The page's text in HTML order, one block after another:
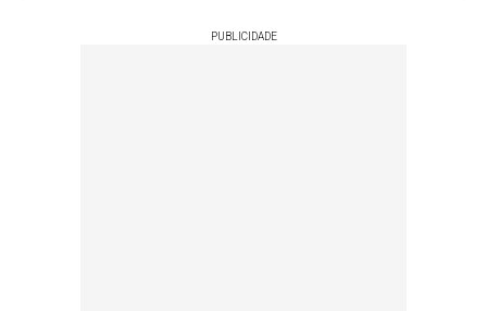
PUBLICIDADE